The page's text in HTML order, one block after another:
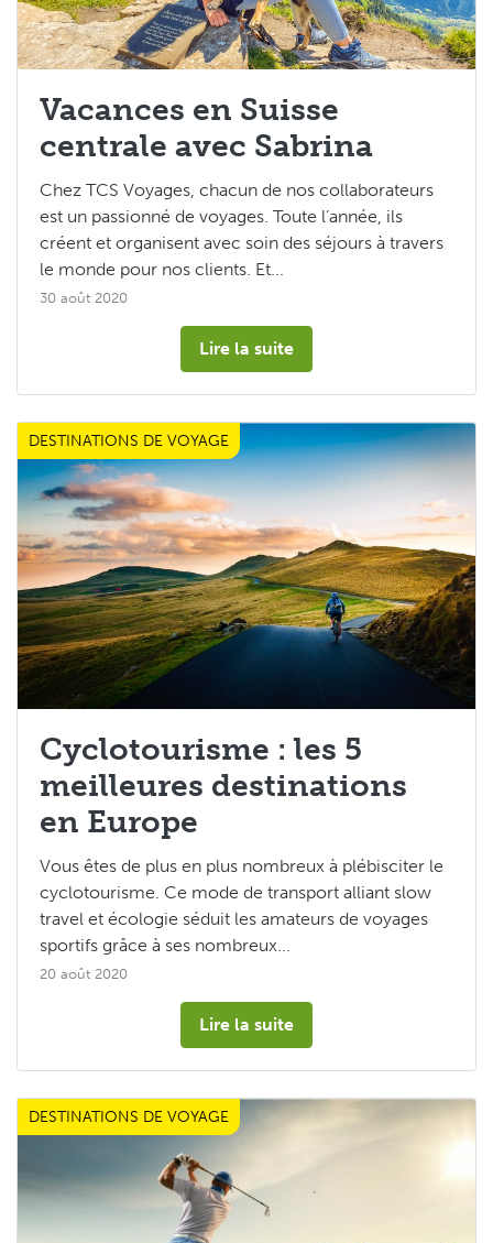
TCS Voyages Touch
Vacances en Suisse
centrale avec Sabrina
Chez TCS Voyages, chacun de nos collaborateurs
est un passionné de voyages. Toute l’année, ils
créent et organisent avec soin des séjours à travers
le monde pour nos clients. Et...
30 août 2020
Lire la suite
DESTINATIONS DE VOYAGE
Les Tops 5
Cyclotourisme : les 5
meilleures destinations
en Europe
Vous êtes de plus en plus nombreux à plébisciter le
cyclotourisme. Ce mode de transport alliant slow
travel et écologie séduit les amateurs de voyages
sportifs grâce à ses nombreux...
20 août 2020
Lire la suite
DESTINATIONS DE VOYAGE